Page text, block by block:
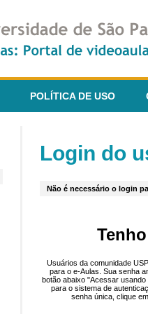
POLÍTICA DE USO
Login do
Não é necessário o login
Usuários da comunidade
para o e-Aulas. Sua senha
botão abaixo "Acessar
para o sistema de
senha única, clique